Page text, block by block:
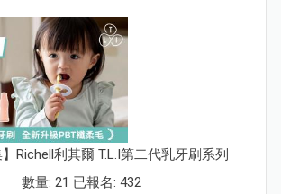
】Richell利其爾 T.L.I第二代乳牙刷系列
數量: 21 已報名: 432